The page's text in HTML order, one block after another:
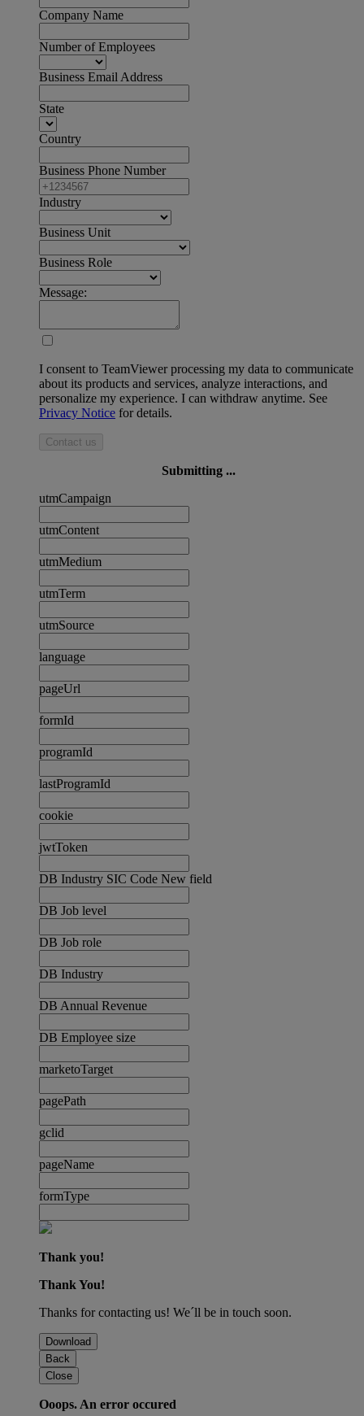
Company Name
Number of Employees
Business Email Address
State
Country
Business Phone Number
Industry
Business Unit
Business Role
Message:
I consent to TeamViewer processing my data to communicate
about its products and services, analyze interactions, and
personalize my experience. I can withdraw anytime. See
Privacy Notice for details.
Contact us
Submitting ...
utmCampaign
utmContent
utmMedium
utmTerm
utmSource
language
pageUrl
formId
programId
lastProgramId
cookie
jwtToken
DB Industry SIC Code New field
DB Job level
DB Job role
DB Industry
DB Annual Revenue
DB Employee size
marketoTarget
pagePath
gclid
pageName
formType
Thank you!
Thank You!
Thanks for contacting us! We´ll be in touch soon.
Download
Back
Close
Ooops. An error occured